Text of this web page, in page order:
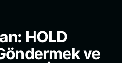
HOLD
ve